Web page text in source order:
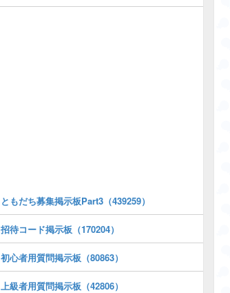
ともだち募集掲示板Part3（439259）
招待コード掲示板（170204）
初心者用質問掲示板（80863）
上級者用質問掲示板（42806）